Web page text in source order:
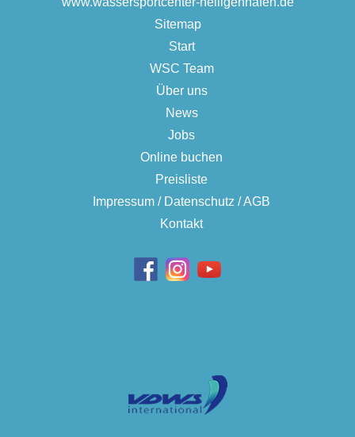
Sitemap
Start
WSC Team
Über uns
News
Jobs
Online buchen
Preisliste
Impressum / Datenschutz / AGB
Kontakt